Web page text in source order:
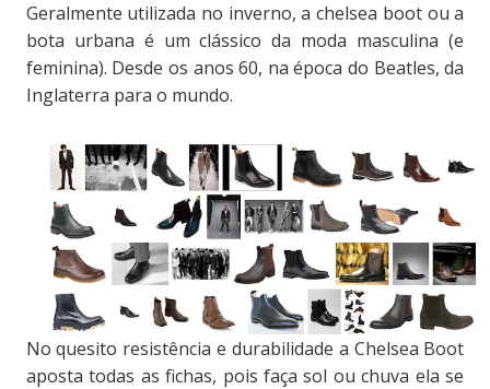
Geralmente utilizada no inverno, a chelsea boot ou a
bota urbana é um clássico da moda masculina (e
feminina). Desde os anos 60, na época do Beatles, da
Inglaterra para o mundo.
No quesito resistência e durabilidade a Chelsea Boot
aposta todas as fichas, pois faça sol ou chuva ela se